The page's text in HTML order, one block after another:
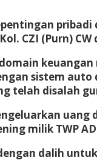
CZI (Purn)
sistem
telah disalah
uang
milik TWP
dalih